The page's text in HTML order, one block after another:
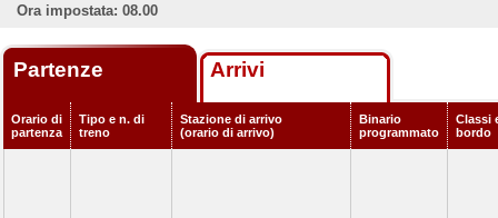
Ora impostata: 08.00
Partenze Arrivi
Orario di
partenza
Tipo e n. di
treno
Stazione di arrivo
(orario di arrivo)
Binario
programmato
Classi
bordo